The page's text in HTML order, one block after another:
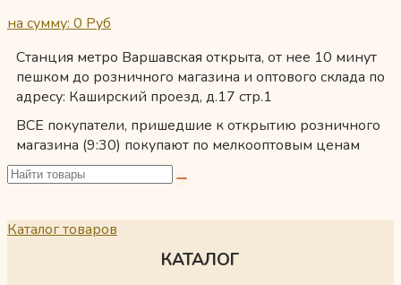
на сумму: 0 Руб
Станция метро Варшавская открыта, от нее 10 минут
пешком до розничного магазина и оптового склада по
адресу: Каширский проезд, д.17 стр.1
ВСЕ покупатели, пришедшие к открытию розничного
магазина (9:30) покупают по мелкооптовым ценам
Каталог товаров
КАТАЛОГ